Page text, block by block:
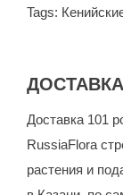
Tags:
Доставка 101
RussiaFlora
растения и